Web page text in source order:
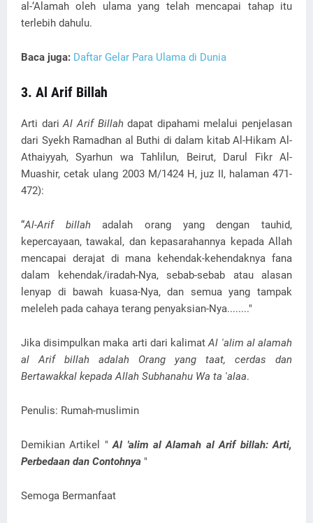
al-‘Alamah oleh ulama yang telah mencapai tahap itu
terlebih dahulu.
Baca juga: Daftar Gelar Para Ulama di Dunia
3. Al Arif Billah
Arti dariAl Arif Billahdapat dipahami melalui penjelasan
dari Syekh Ramadhan al Buthi di dalam kitab Al-Hikam Al-
Athaiyyah, Syarhun wa Tahlilun, Beirut, Darul Fikr Al-
Muashir, cetak ulang 2003 M/1424 H, juz II, halaman 471-
472):
“Al-Arif billahadalah orang yang dengan tauhid,
kepercayaan, tawakal, dan kepasarahannya kepada Allah
mencapai derajat di mana kehendak-kehendaknya fana
dalam kehendak/iradah-Nya, sebab-sebab atau alasan
lenyap di bawah kuasa-Nya, dan semua yang tampak
meleleh pada cahaya terang penyaksian-Nya........"
Jika disimpulkan maka arti dari kalimatAl 'alim al alamah
al Arif billah adalah Orang yang taat, cerdas dan
Bertawakkal kepada Allah Subhanahu Wa ta 'alaa.
Penulis: Rumah-muslimin
Demikian Artikel "Al 'alim al Alamah al Arif billah: Arti,
Perbedaan dan Contohnya "
Semoga Bermanfaat